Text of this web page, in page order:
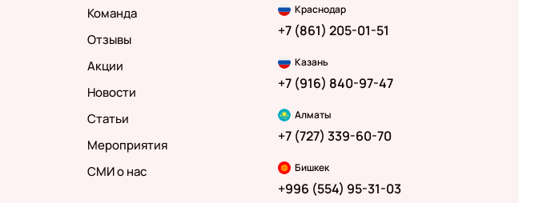
Команда
Отзывы
Акции
Новости
Статьи
Мероприятия
СМИ о нас
Краснодар
+7 (861) 205-01-51
Казань
+7 (916) 840-97-47
Алматы
+7 (727) 339-60-70
Бишкек
+996 (554) 95-31-03